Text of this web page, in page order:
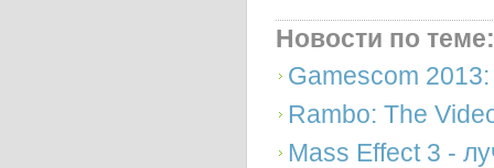
Новости по теме:
Gamescom
Rambo: The
Mass Effect 3 -